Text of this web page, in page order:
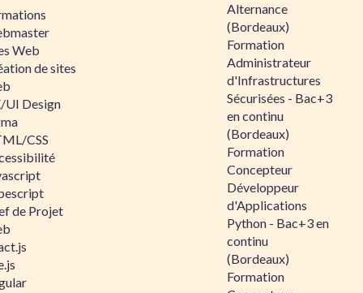
Web
de sites
UI Design
CSS
de Projet
Alternance
(Bordeaux)
Formation
Administrateur
d'Infrastructures
Sécurisées - Bac+3
en continu
(Bordeaux)
Formation
Concepteur
Développeur
d'Applications
Python - Bac+3 en
continu
(Bordeaux)
Formation